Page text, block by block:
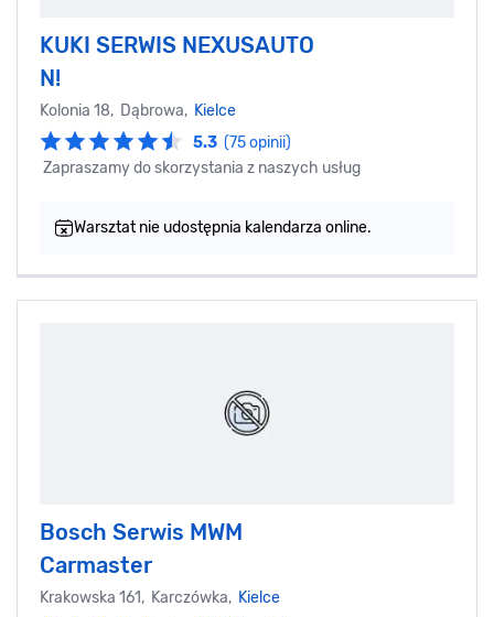
KUKI SERWIS NEXUSAUTO
N!
Kolonia 18, Dąbrowa, Kielce
5.3 (75 opinii)
Zapraszamy do skorzystania z naszych usług
Warsztat nie udostępnia kalendarza online.
Bosch Serwis MWM
Carmaster
Krakowska 161, Karczówka, Kielce